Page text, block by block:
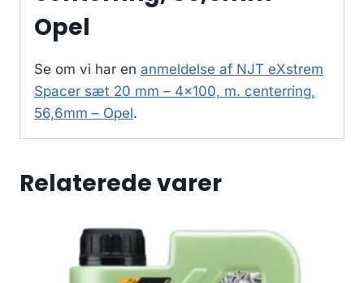
Opel
Se om vi har en anmeldelse af NJT eXstrem
Spacer sæt 20 mm – 4×100, m. centerring,
56,6mm – Opel.
Relaterede varer